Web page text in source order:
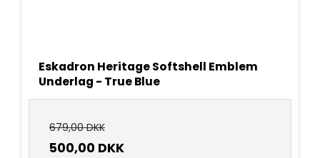
Eskadron Heritage Softshell Emblem
Underlag - True Blue
679,00 DKK
500,00 DKK